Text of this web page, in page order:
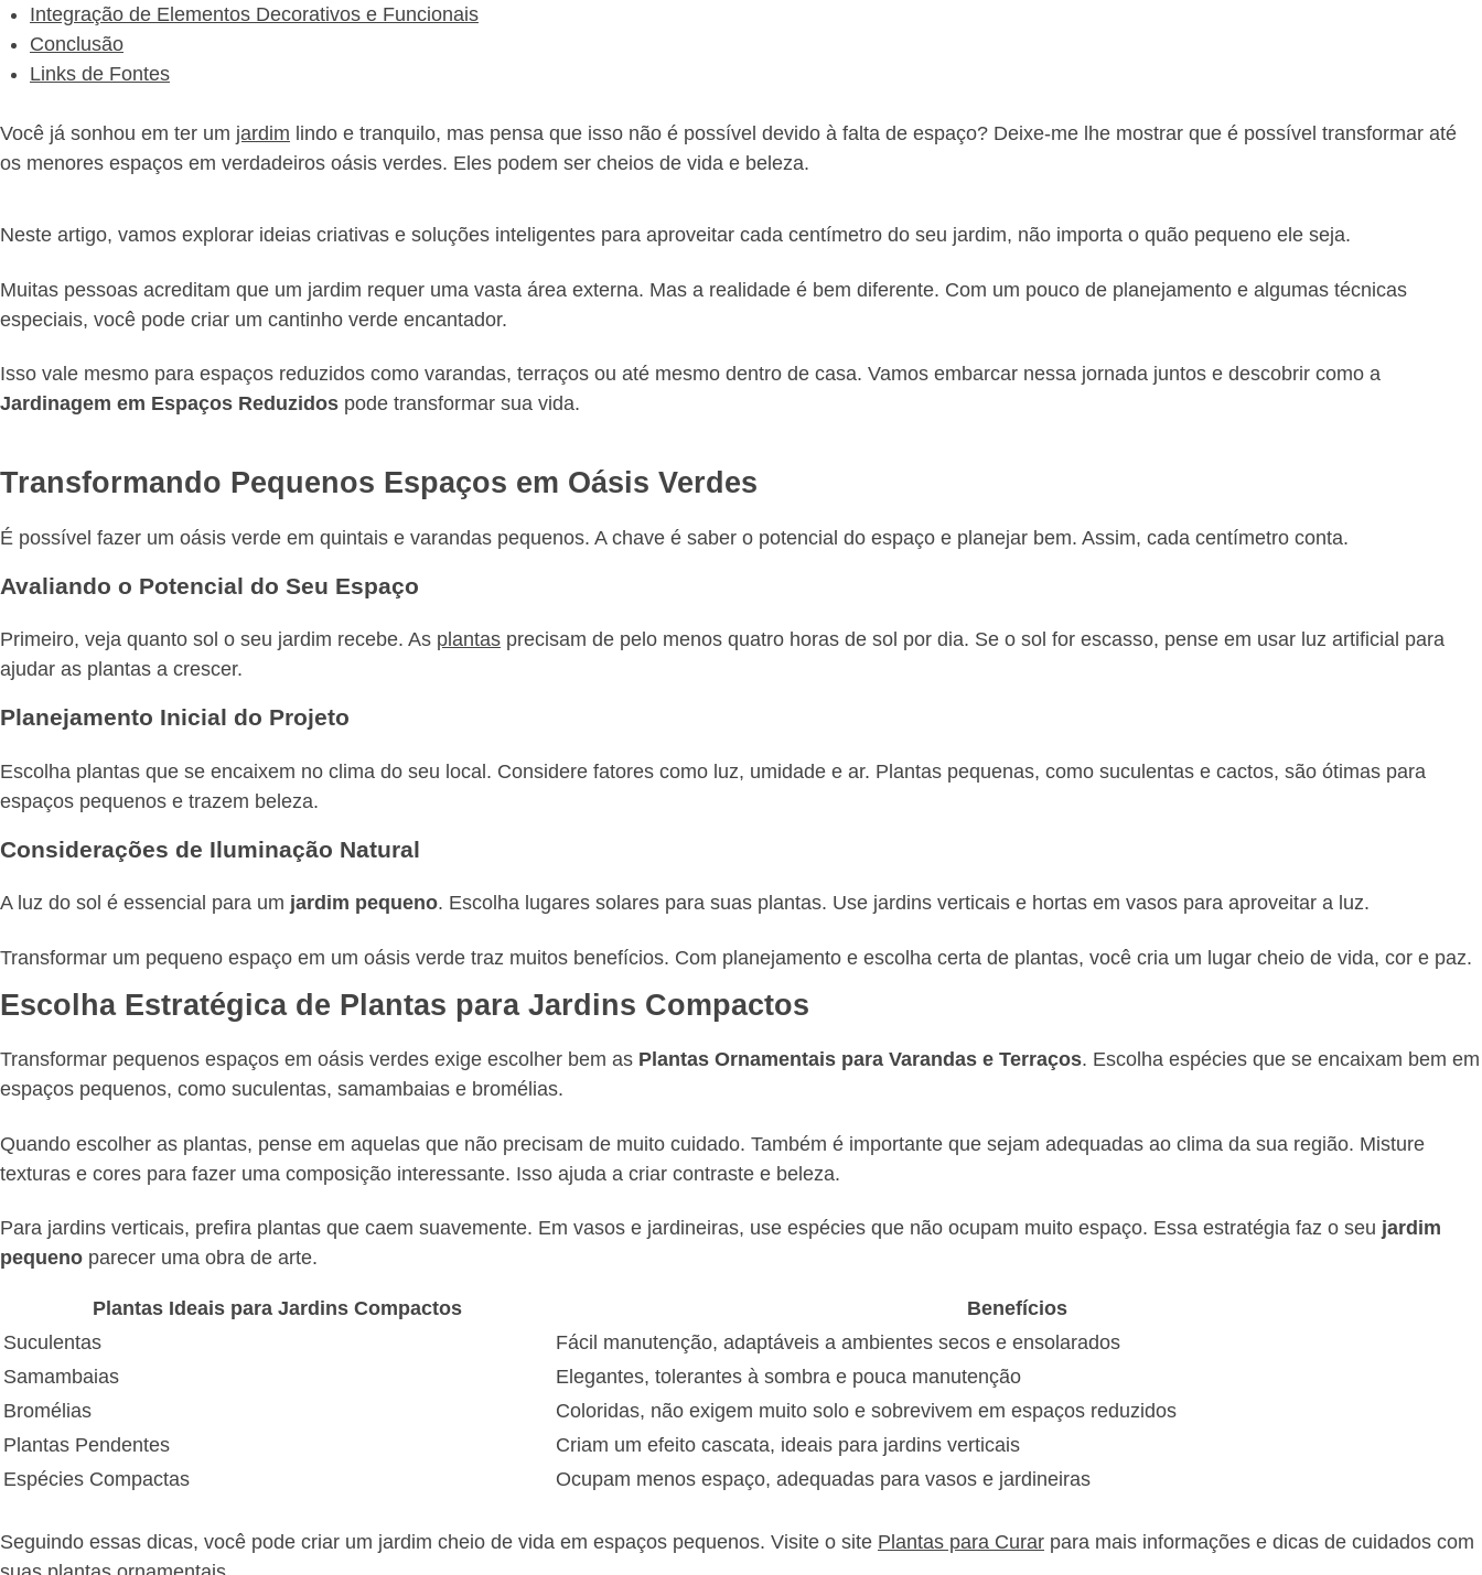
Integração de Elementos Decorativos e Funcionais
Conclusão
Links de Fontes
Você já sonhou em ter um jardim lindo e tranquilo, mas pensa que isso não é possível devido à falta de espaço? Deixe-me lhe mostrar que é possível transformar até
os menores espaços em verdadeiros oásis verdes. Eles podem ser cheios de vida e beleza.
Neste artigo, vamos explorar ideias criativas e soluções inteligentes para aproveitar cada centímetro do seu jardim, não importa o quão pequeno ele seja.
Muitas pessoas acreditam que um jardim requer uma vasta área externa. Mas a realidade é bem diferente. Com um pouco de planejamento e algumas técnicas
especiais, você pode criar um cantinho verde encantador.
Isso vale mesmo para espaços reduzidos como varandas, terraços ou até mesmo dentro de casa. Vamos embarcar nessa jornada juntos e descobrir como a
Jardinagem em Espaços Reduzidos pode transformar sua vida.
Transformando Pequenos Espaços em Oásis Verdes
É possível fazer um oásis verde em quintais e varandas pequenos. A chave é saber o potencial do espaço e planejar bem. Assim, cada centímetro conta.
Avaliando o Potencial do Seu Espaço
Primeiro, veja quanto sol o seu jardim recebe. As plantas precisam de pelo menos quatro horas de sol por dia. Se o sol for escasso, pense em usar luz artificial para
ajudar as plantas a crescer.
Planejamento Inicial do Projeto
Escolha plantas que se encaixem no clima do seu local. Considere fatores como luz, umidade e ar. Plantas pequenas, como suculentas e cactos, são ótimas para
espaços pequenos e trazem beleza.
Considerações de Iluminação Natural
A luz do sol é essencial para um jardim pequeno. Escolha lugares solares para suas plantas. Use jardins verticais e hortas em vasos para aproveitar a luz.
Transformar um pequeno espaço em um oásis verde traz muitos benefícios. Com planejamento e escolha certa de plantas, você cria um lugar cheio de vida, cor e paz.
Escolha Estratégica de Plantas para Jardins Compactos
Transformar pequenos espaços em oásis verdes exige escolher bem as Plantas Ornamentais para Varandas e Terraços. Escolha espécies que se encaixam bem em
espaços pequenos, como suculentas, samambaias e bromélias.
Quando escolher as plantas, pense em aquelas que não precisam de muito cuidado. Também é importante que sejam adequadas ao clima da sua região. Misture
texturas e cores para fazer uma composição interessante. Isso ajuda a criar contraste e beleza.
Para jardins verticais, prefira plantas que caem suavemente. Em vasos e jardineiras, use espécies que não ocupam muito espaço. Essa estratégia faz o seu jardim
pequeno parecer uma obra de arte.
Plantas Ideais para Jardins Compactos
Benefícios
Suculentas
Fácil manutenção, adaptáveis a ambientes secos e ensolarados
Samambaias
Elegantes, tolerantes à sombra e pouca manutenção
Bromélias
Coloridas, não exigem muito solo e sobrevivem em espaços reduzidos
Plantas Pendentes
Criam um efeito cascata, ideais para jardins verticais
Espécies Compactas
Ocupam menos espaço, adequadas para vasos e jardineiras
Seguindo essas dicas, você pode criar um jardim cheio de vida em espaços pequenos. Visite o site Plantas para Curar para mais informações e dicas de cuidados com